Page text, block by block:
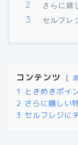
さらに嬉
セルフレ
コンテンツ
1
ときめきポイ
2 さらに嬉しい
3 セルフレジに